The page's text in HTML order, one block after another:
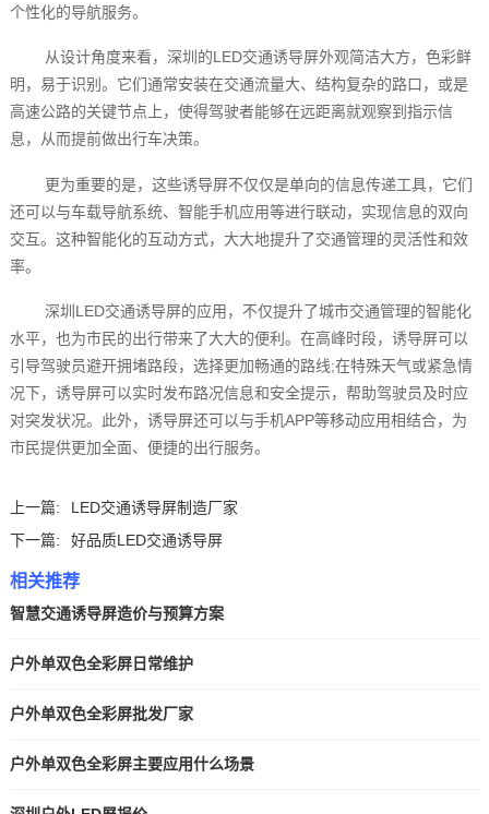
个性化的导航服务。
从设计角度来看，深圳的LED交通诱导屏外观简洁大方，色彩鲜
明，易于识别。它们通常安装在交通流量大、结构复杂的路口，或是
高速公路的关键节点上，使得驾驶者能够在远距离就观察到指示信
息，从而提前做出行车决策。
更为重要的是，这些诱导屏不仅仅是单向的信息传递工具，它们
还可以与车载导航系统、智能手机应用等进行联动，实现信息的双向
交互。这种智能化的互动方式，大大地提升了交通管理的灵活性和效
率。
深圳LED交通诱导屏的应用，不仅提升了城市交通管理的智能化
水平，也为市民的出行带来了大大的便利。在高峰时段，诱导屏可以
引导驾驶员避开拥堵路段，选择更加畅通的路线;在特殊天气或紧急情
况下，诱导屏可以实时发布路况信息和安全提示，帮助驾驶员及时应
对突发状况。此外，诱导屏还可以与手机APP等移动应用相结合，为
市民提供更加全面、便捷的出行服务。‍
上一篇:
LED交通诱导屏制造厂家
下一篇:
好品质LED交通诱导屏
相关推荐
智慧交通诱导屏造价与预算方案
户外单双色全彩屏日常维护
户外单双色全彩屏批发厂家
户外单双色全彩屏主要应用什么场景